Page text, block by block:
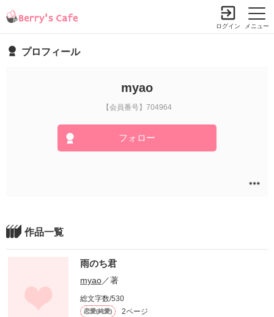
メニュー
ログイン
プロフィール
myao
【会員番号】704964
フォロー
作品一覧
雨のち君
myao／著
総文字数/530
恋愛(純愛) 2ページ